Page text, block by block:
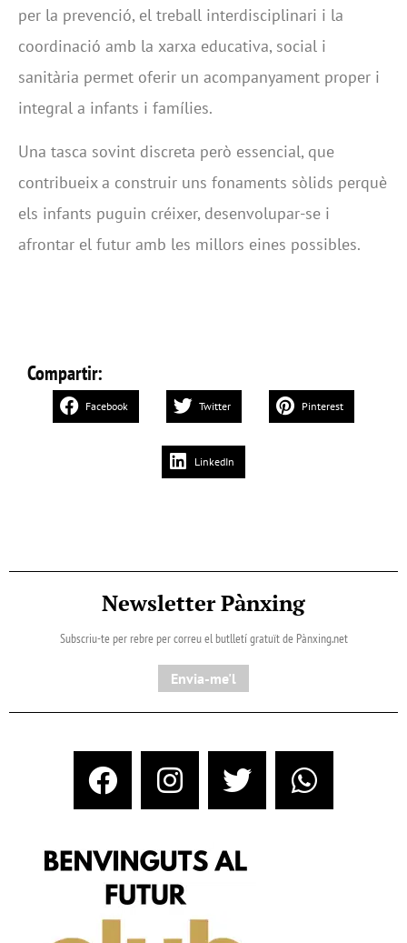
per la prevenció, el treball interdisciplinari i la
coordinació amb la xarxa educativa, social i
sanitària permet oferir un acompanyament proper i
integral a infants i famílies.
Una tasca sovint discreta però essencial, que
contribueix a construir uns fonaments sòlids perquè
els infants puguin créixer, desenvolupar-se i
afrontar el futur amb les millors eines possibles.
Compartir:
Facebook Twitter Pinterest
LinkedIn
Newsletter Pànxing
Subscriu-te per rebre per correu el butlletí gratuït de Pànxing.net​
Envia-me'l